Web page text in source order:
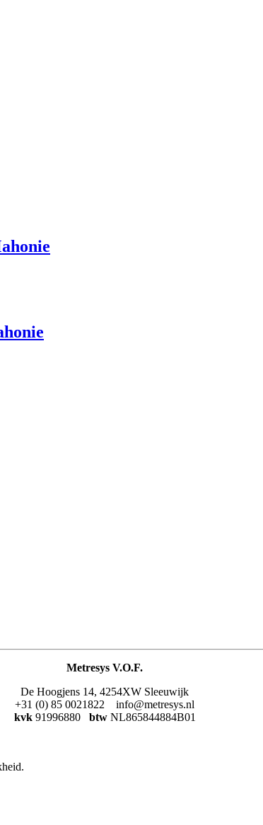
Metresys V.O.F.
De Hoogjens 14, 4254XW Sleeuwijk
+31 (0) 85 0021822 info@metresys.nl
kvk 91996880 btw NL865844884B01